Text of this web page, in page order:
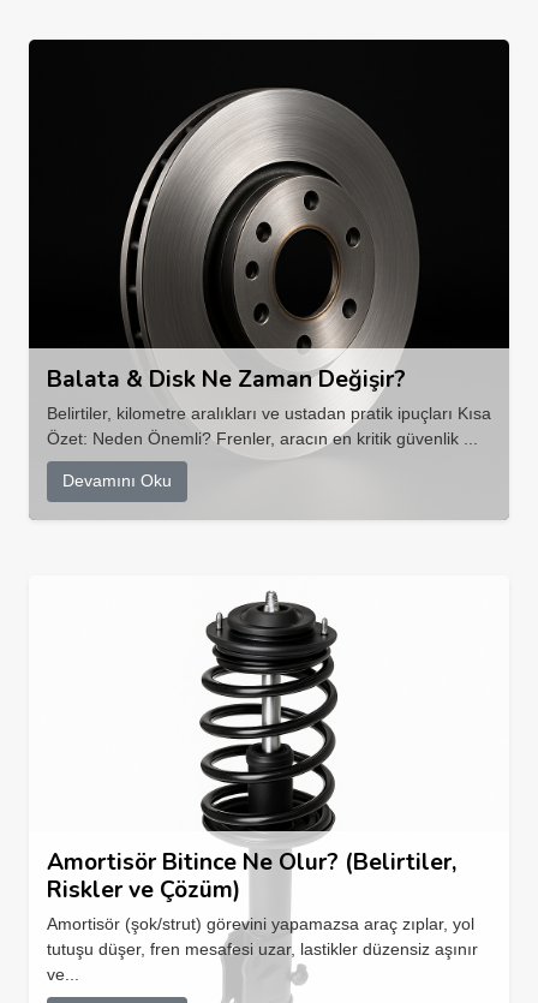
Balata & Disk Ne Zaman Değişir?
Belirtiler, kilometre aralıkları ve ustadan pratik ipuçları Kısa
Özet: Neden Önemli? Frenler, aracın en kritik güvenlik ...
Devamını Oku
Amortisör Bitince Ne Olur? (Belirtiler,
Riskler ve Çözüm)
Amortisör (şok/strut) görevini yapamazsa araç zıplar, yol
tutuşu düşer, fren mesafesi uzar, lastikler düzensiz aşınır
ve...